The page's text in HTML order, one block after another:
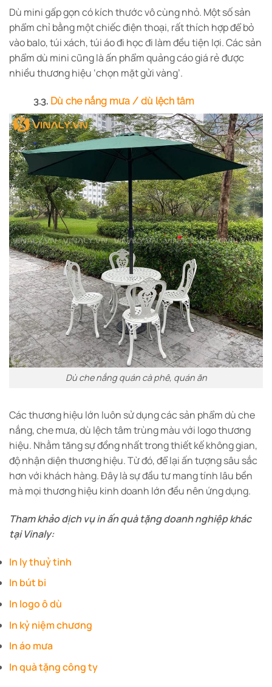
Dù mini gấp gọn có kích thước vô cùng nhỏ. Một số sản
phẩm chỉ bằng một chiếc điện thoại, rất thích hợp để bỏ
vào balo, túi xách, túi áo đi học đi làm đều tiện lợi. Các sản
phẩm dù mini cũng là ấn phẩm quảng cáo giá rẻ được
nhiều thương hiệu ‘chọn mặt gửi vàng’.
3.3. Dù che nắng mưa / dù lệch tâm
Dù che nắng quán cà phê, quán ăn
Các thương hiệu lớn luôn sử dụng các sản phẩm dù che
nắng, che mưa, dù lệch tâm trùng màu với logo thương
hiệu. Nhằm tăng sự đồng nhất trong thiết kế không gian,
độ nhận diện thương hiệu. Từ đó, để lại ấn tượng sâu sắc
hơn với khách hàng. Đây là sự đầu tư mang tính lâu bền
mà mọi thương hiệu kinh doanh lớn đều nên ứng dụng.
Tham khảo dịch vụ in ấn quà tặng doanh nghiệp khác
tại Vinaly:
In ly thuỷ tinh
In bút bi
In logo ô dù
In kỷ niệm chương
In áo mưa
In quà tặng công ty